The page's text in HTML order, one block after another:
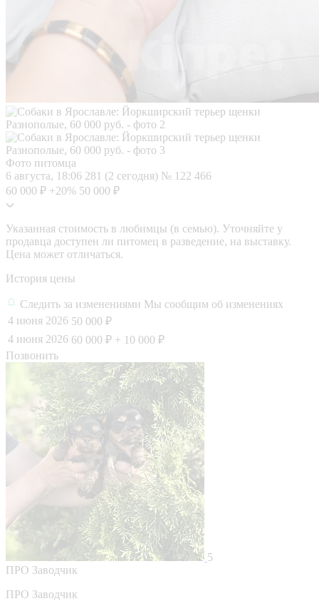
Фото питомца
6 августа, 18:06 281 (2 сегодня) № 122 466
60 000 ₽ +20% 50 000 ₽
Указанная стоимость в любимцы (в семью). Уточняйте у
продавца доступен ли питомец в разведение, на выставку.
Цена может отличаться.
История цены
Следить за изменениями Мы сообщим об изменениях
4 июня 2026 50 000 ₽
4 июня 2026 60 000 ₽ + 10 000 ₽
Позвонить
5
ПРО Заводчик
ПРО Заводчик